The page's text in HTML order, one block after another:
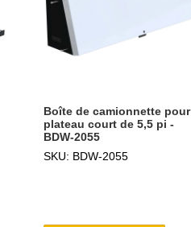
Boîte de camionnette pour
plateau court de 5,5 pi -
BDW-2055
SKU: BDW-2055